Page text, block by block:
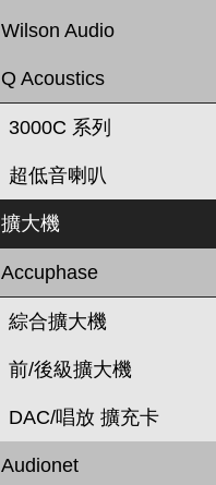
Wilson Audio
Q Acoustics
3000C 系列
超低音喇叭
擴大機
Accuphase
綜合擴大機
前/後級擴大機
DAC/唱放 擴充卡
Audionet